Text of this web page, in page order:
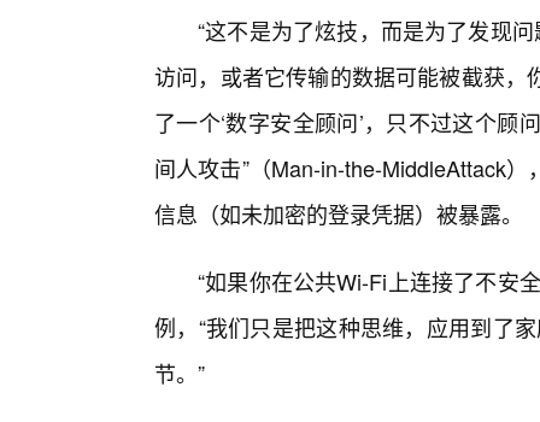
“这不是为了炫技，而是为了发现
访问，或者它传输的数据可能被截获
了一个‘数字安全顾问’，只不过这个顾
间人攻击”（Man-in-the-MiddleAttack
信息（如未加密的登录凭据）被暴露。
“如果你在公共Wi-Fi上连接了不安
例，“我们只是把这种思维，应用到了
节。”